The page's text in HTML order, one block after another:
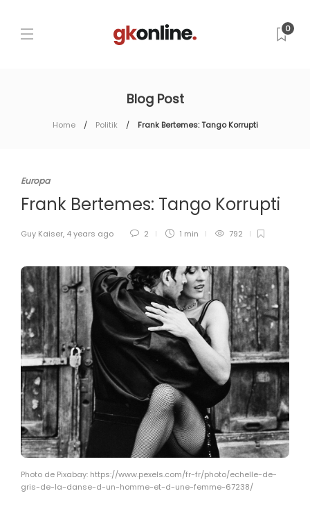
0
Blog Post
Home Politik Frank Bertemes: Tango Korrupti
Europa
Frank Bertemes: Tango Korrupti
Guy Kaiser, 4 years ago 2 1 min 792
Photo de Pixabay: https://www.pexels.com/fr-fr/photo/echelle-de-
gris-de-la-danse-d-un-homme-et-d-une-femme-67238/